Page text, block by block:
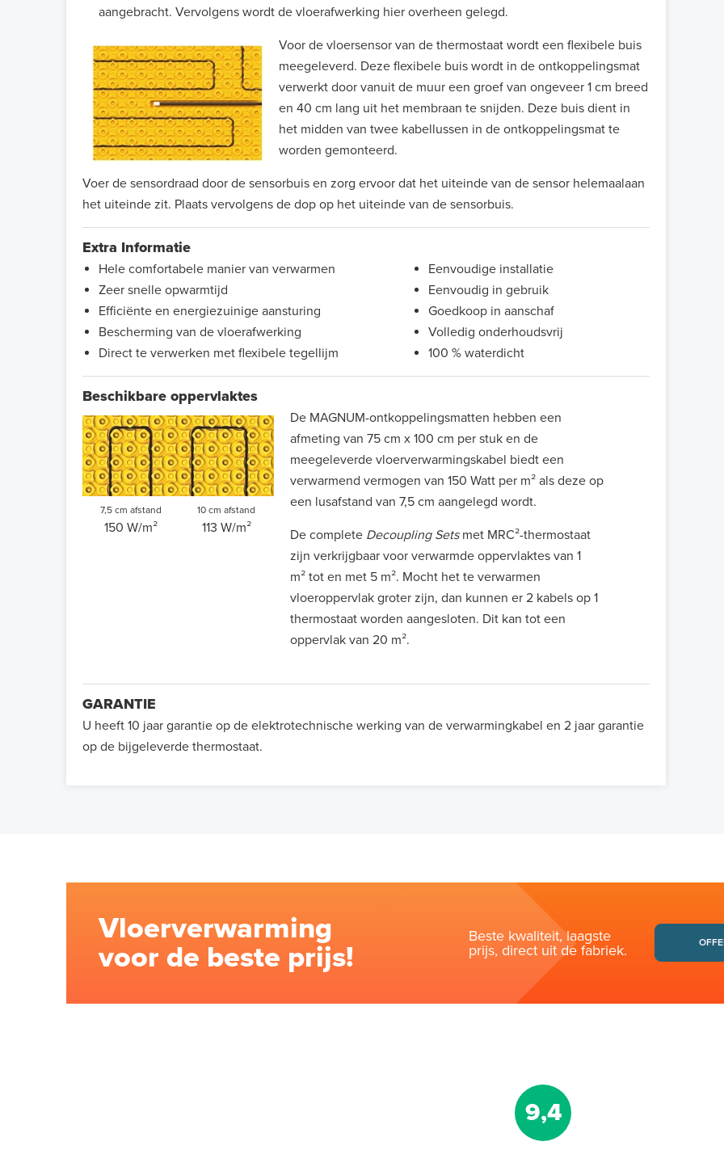
aangebracht. Vervolgens wordt de vloerafwerking hier overheen gelegd.
Voor de vloersensor van de thermostaat wordt een flexibele buis
meegeleverd. Deze flexibele buis wordt in de ontkoppelingsmat
verwerkt door vanuit de muur een groef van ongeveer 1 cm breed
en 40 cm lang uit het membraan te snijden. Deze buis dient in
het midden van twee kabellussen in de ontkoppelingsmat te
worden gemonteerd.
Voer de sensordraad door de sensorbuis en zorg ervoor dat het uiteinde van de sensor helemaalaan
het uiteinde zit. Plaats vervolgens de dop op het uiteinde van de sensorbuis.
Extra Informatie
Hele comfortabele manier van verwarmen
Zeer snelle opwarmtijd
Efficiënte en energiezuinige aansturing
Bescherming van de vloerafwerking
Direct te verwerken met flexibele tegellijm
Eenvoudige installatie
Eenvoudig in gebruik
Goedkoop in aanschaf
Volledig onderhoudsvrij
100 % waterdicht
Beschikbare oppervlaktes
7,5 cm afstand
150 W/m²
10 cm afstand
113 W/m²
De MAGNUM-ontkoppelingsmatten hebben een
afmeting van 75 cm x 100 cm per stuk en de
meegeleverde vloerverwarmingskabel biedt een
verwarmend vermogen van 150 Watt per m² als deze op
een lusafstand van 7,5 cm aangelegd wordt.
De complete Decoupling Setsmet MRC²-thermostaat
zijn verkrijgbaar voor verwarmde oppervlaktes van 1
m² tot en met 5 m². Mocht het te verwarmen
vloeroppervlak groter zijn, dan kunnen er 2 kabels op 1
thermostaat worden aangesloten. Dit kan tot een
oppervlak van 20 m².
GARANTIE
U heeft 10 jaar garantie op de elektrotechnische werking van de verwarmingkabel en 2 jaar garantie
op de bijgeleverde thermostaat.
Vloerverwarming
voor de beste prijs!
Beste kwaliteit, laagste
prijs, direct uit de fabriek.
9,4